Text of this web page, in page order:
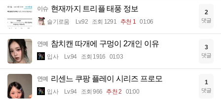
이슈 현재까지 트리플 태풍 정보
슬기로움 Lv.92 조회 1291 추천 1 01:06
2
댓글
연예 참치캔 따개에 구멍이 2개인 이유
입사 Lv.94 조회 1916 01:03
3
댓글
연예 리센느 쿠팡 플레이 시리즈 프로모
입사 Lv.94 조회 966 추천 2 01:00
1
댓글